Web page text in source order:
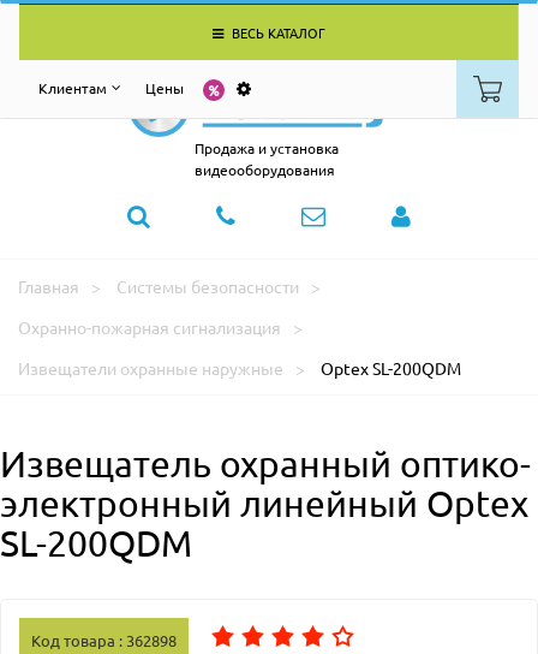
ВЕСЬ КАТАЛОГ
Клиентам Цены
Продажа и установка
видеооборудования
Главная
Системы безопасности
Охранно-пожарная сигнализация
Извещатели охранные наружные
Optex SL-200QDM
Извещатель охранный оптико-
электронный линейный Optex
SL-200QDM
Код товара : 362898